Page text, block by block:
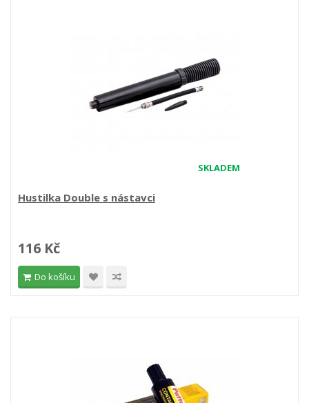
SKLADEM
Hustilka Double s nástavci
116 Kč
Do košíku